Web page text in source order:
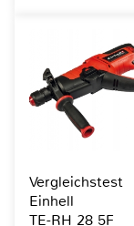
Vergleichstest
Einhell
TE-RH 28 5F